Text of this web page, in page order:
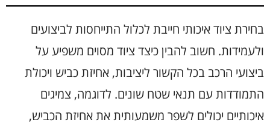
בחירת ציוד איכותי חייבת לכלול התייחסות לביצועים
ולעמידות. חשוב להבין כיצד ציוד מסוים משפיע על
ביצועי הרכב בכל הקשור ליציבות, אחיזת כביש ויכולת
התמודדות עם תנאי שטח שונים. לדוגמה, צמיגים
איכותיים יכולים לשפר משמעותית את אחיזת הכביש,